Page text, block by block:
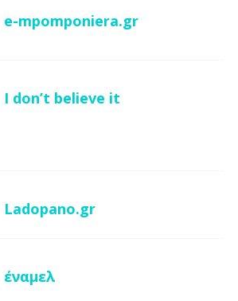
e-mpomponiera.gr
I don’t believe it
Ladopano.gr
έναμελ